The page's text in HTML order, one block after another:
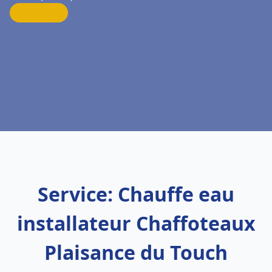
Service: Chauffe eau
installateur Chaffoteaux
Plaisance du Touch